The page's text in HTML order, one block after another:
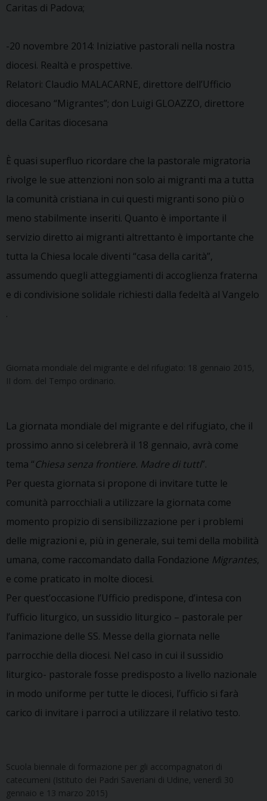
Caritas di Padova;
-20 novembre 2014: Iniziative pastorali nella nostra
diocesi. Realtà e prospettive.
Relatori: Claudio MALACARNE, direttore dell’Ufficio
diocesano “Migrantes”; don Luigi GLOAZZO, direttore
della Caritas diocesana
È quasi superfluo ricordare che la pastorale migratoria
rivolge le sue attenzioni non solo ai migranti ma a tutta
la comunità cristiana in cui questi migranti sono più o
meno stabilmente inseriti. Quanto è importante il
servizio diretto ai migranti altrettanto è importante che
tutta la Chiesa locale diventi “casa della carità”,
assumendo quegli atteggiamenti di accoglienza fraterna
e di condivisione solidale richiesti dalla fedeltà al Vangelo
.
Giornata mondiale del migrante e del rifugiato: 18 gennaio 2015,
II dom. del Tempo ordinario.
La giornata mondiale del migrante e del rifugiato, che il
prossimo anno si celebrerà il 18 gennaio, avrà come
tema “Chiesa senza frontiere. Madre di tutti”.
Per questa giornata si propone di invitare tutte le
comunità parrocchiali a utilizzare la giornata come
momento propizio di sensibilizzazione per i problemi
delle migrazioni e, più in generale, sui temi della mobilità
umana, come raccomandato dalla Fondazione Migrantes,
e come praticato in molte diocesi.
Per quest’occasione l’Ufficio predispone, d’intesa con
l’ufficio liturgico, un sussidio liturgico – pastorale per
l’animazione delle SS. Messe della giornata nelle
parrocchie della diocesi. Nel caso in cui il sussidio
liturgico- pastorale fosse predisposto a livello nazionale
in modo uniforme per tutte le diocesi, l’ufficio si farà
carico di invitare i parroci a utilizzare il relativo testo.
Scuola biennale di formazione per gli accompagnatori di
catecumeni (Istituto dei Padri Saveriani di Udine, venerdì 30
gennaio e 13 marzo 2015)